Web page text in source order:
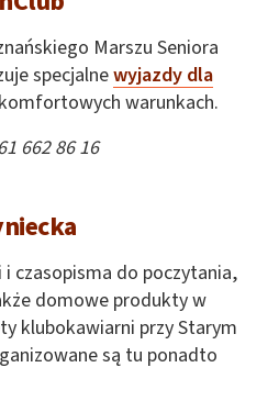
Marszu Seniora
specjalnewyjazdy dla
warunkach.
662 86 16
i czasopisma do poczytania,
domowe produkty w
klubokawiarni przy Starym
są tu ponadto